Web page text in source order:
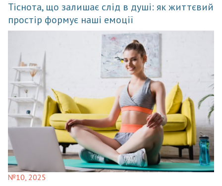
Тіснота, що залишає слід в душі: як життєвий
простір формує наші емоції
№10, 2025